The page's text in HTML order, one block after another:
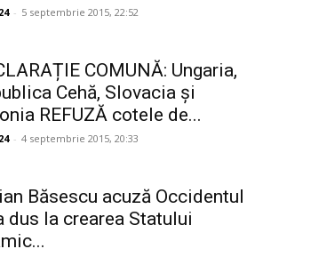
- 5 septembrie 2015, 22:52
COMUNĂ: Ungaria,
Cehă, Slovacia și
REFUZĂ cotele de...
- 4 septembrie 2015, 20:33
Băsescu acuză Occidentul
dus la crearea Statului